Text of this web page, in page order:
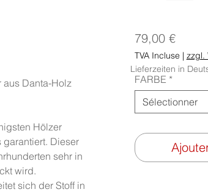
aus Danta-Holz
Hölzer
Dieser
sehr in
wird.
sich der Stoff in
79,00 €Prix
TVA Incluse | zzgl.
FARBE *
Sélectionner
Lieferzeiten in